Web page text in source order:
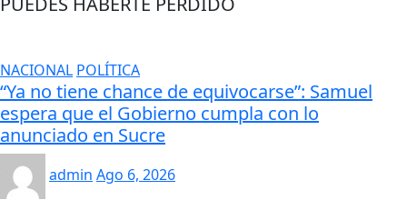
NACIONAL POLÍTICA
“Ya no tiene chance de equivocarse”: Samuel
espera que el Gobierno cumpla con lo
anunciado en Sucre
admin Ago 6, 2026